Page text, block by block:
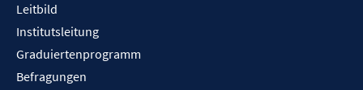
Leitbild
Institutsleitung
Graduiertenprogramm
Befragungen